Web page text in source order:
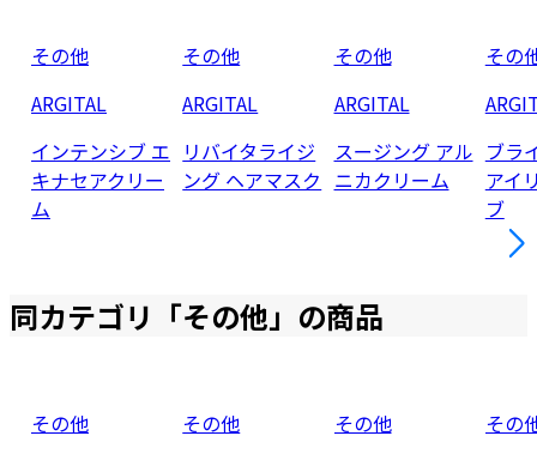
その他
ARGITAL
インテンシブ エ
キナセアクリー
ム
その他
ARGITAL
リバイタライジ
ング ヘアマスク
その他
ARGITAL
スージング アル
ニカクリーム
その
ブラ
アイ
ブ
同カテゴリ「その他」の商品
その他
その他
その他
その